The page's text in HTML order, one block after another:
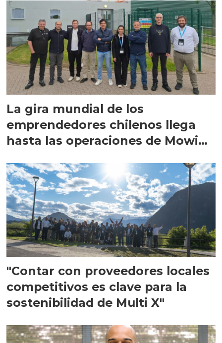
La gira mundial de los
emprendedores chilenos llega
hasta las operaciones de Mowi
"Contar con proveedores locales
competitivos es clave para la
sostenibilidad de Multi X"